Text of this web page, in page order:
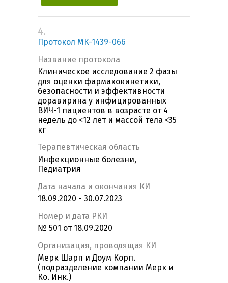
4.
Протокол MK-1439-066
Название протокола
Клиническое исследование 2 фазы
для оценки фармакокинетики,
безопасности и эффективности
доравирина у инфицированных
ВИЧ-1 пациентов в возрасте от 4
недель до <12 лет и массой тела <35
кг
Терапевтическая область
Инфекционные болезни,
Педиатрия
Дата начала и окончания КИ
18.09.2020 - 30.07.2023
Номер и дата РКИ
№ 501 от 18.09.2020
Организация, проводящая КИ
Мерк Шарп и Доум Корп.
(подразделение компании Мерк и
Ко. Инк.)